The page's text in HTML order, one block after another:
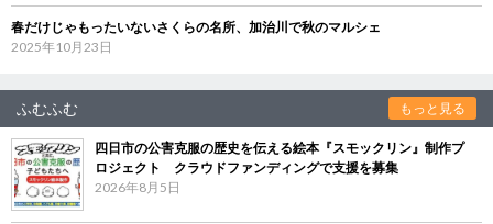
春だけじゃもったいないさくらの名所、加治川で秋のマルシェ
2025年10月23日
ふむふむ もっと見る
四日市の公害克服の歴史を伝える絵本『スモックリン』制作プ
ロジェクト クラウドファンディングで支援を募集
2026年8月5日